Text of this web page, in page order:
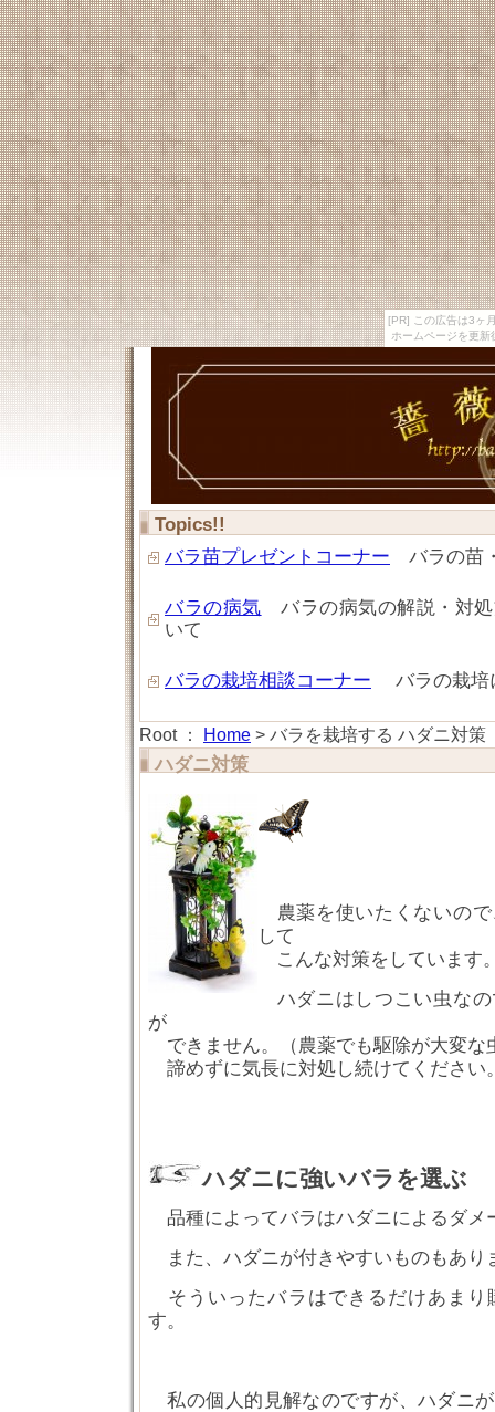
[PR] この広告は3ヶ
ホームページを更
Topics!!
バラ苗プレゼントコーナー バラの苗
バラの病気 バラの病気の解説・対
いて
バラの栽培相談コーナー バラの栽培
Root ： Home > バラを栽培する ハダニ対策
ハダニ対策
農薬を使いたくないの
して
こんな対策をしています
ハダニはしつこい虫な
が
できません。（農薬でも駆除が大変な
諦めずに気長に対処し続けてください
ハダニに強いバラを選ぶ
品種によってバラはハダニによるダメ
また、ハダニが付きやすいものもあり
そういったバラはできるだけあまり
す。
私の個人的見解なのですが、ハダニ